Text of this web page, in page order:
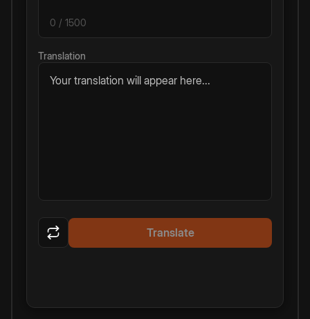
0 / 1500
Translation
Your translation will appear here...
Translate